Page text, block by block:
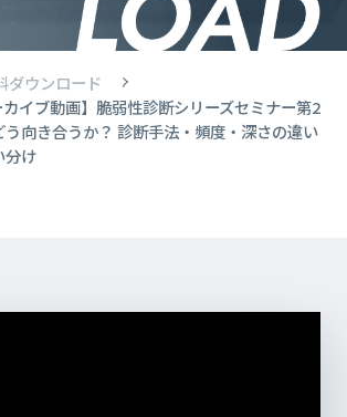
ダウンロード
カイブ動画】脆弱性診断シリーズセミナー第2
向き合うか？ 診断手法・頻度・深さの違い
分け